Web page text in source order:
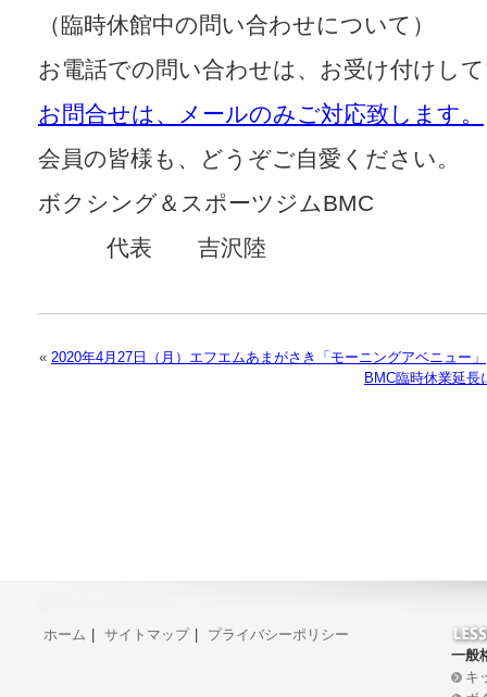
（臨時休館中の問い合わせについて）
お電話での問い合わせは、お受け付けし
お問合せは、メールのみご対応致します。
会員の皆様も、どうぞご自愛ください。
ボクシング＆スポーツジムBMC
代表 吉沢陸
« 2020年4月27日（月）エフエムあまがさき「モーニングアベニュー」
BMC臨時休業延
ホーム サイトマップ プライバシーポリシー
一般
キ